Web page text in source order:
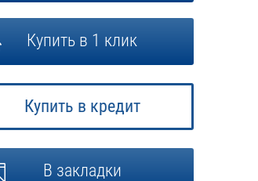
Купить в 1 клик
Купить в кредит
В закладки